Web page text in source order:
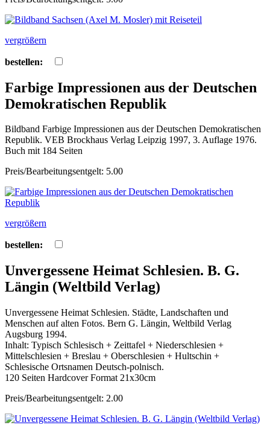
vergrößern
bestellen:
Farbige Impressionen aus der Deutschen
Demokratischen Republik
Bildband Farbige Impressionen aus der Deutschen Demokratischen
Republik. VEB Brockhaus Verlag Leipzig 1997, 3. Auflage 1976.
Buch mit 184 Seiten
Preis/Bearbeitungsentgelt: 5.00
vergrößern
bestellen:
Unvergessene Heimat Schlesien. B. G.
Längin (Weltbild Verlag)
Unvergessene Heimat Schlesien. Städte, Landschaften und
Menschen auf alten Fotos. Bern G. Längin, Weltbild Verlag
Augsburg 1994.
Inhalt: Typisch Schlesisch + Zeittafel + Niederschlesien +
Mittelschlesien + Breslau + Oberschlesien + Hultschin +
Schlesische Ortsnamen Deutsch-polnisch.
120 Seiten Hardcover Format 21x30cm
Preis/Bearbeitungsentgelt: 2.00